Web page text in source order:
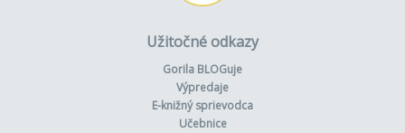
Užitočné odkazy
Gorila BLOGuje
Výpredaje
E-knižný sprievodca
Učebnice